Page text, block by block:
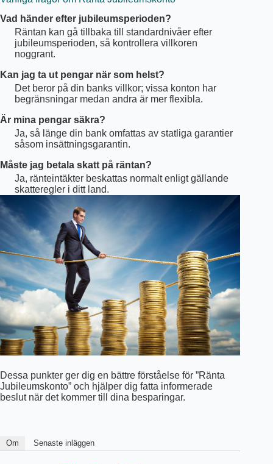
Vad händer efter jubileumsperioden?
Räntan kan gå tillbaka till standardnivåer efter
jubileumsperioden, så kontrollera villkoren
noggrant.
Kan jag ta ut pengar när som helst?
Det beror på din banks villkor; vissa konton har
begränsningar medan andra är mer flexibla.
Är mina pengar säkra?
Ja, så länge din bank omfattas av statliga garantier
såsom insättningsgarantin.
Måste jag betala skatt på räntan?
Ja, ränteintäkter beskattas normalt enligt gällande
skatteregler i ditt land.
Dessa punkter ger dig en bättre förståelse för ”Ränta
Jubileumskonto” och hjälper dig fatta informerade
beslut när det kommer till dina besparingar.
Om Senaste inläggen